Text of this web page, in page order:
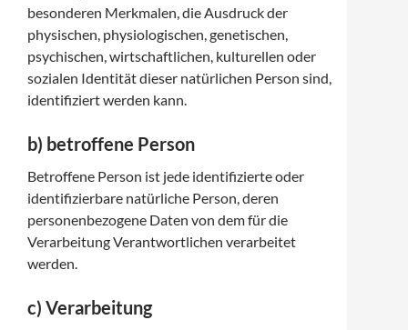
besonderen Merkmalen, die Ausdruck der
physischen, physiologischen, genetischen,
psychischen, wirtschaftlichen, kulturellen oder
sozialen Identität dieser natürlichen Person sind,
identifiziert werden kann.
b) betroffene Person
Betroffene Person ist jede identifizierte oder
identifizierbare natürliche Person, deren
personenbezogene Daten von dem für die
Verarbeitung Verantwortlichen verarbeitet
werden.
c) Verarbeitung